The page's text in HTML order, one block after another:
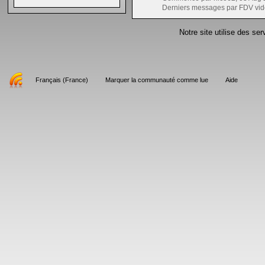
Derniers messages par FDV
Notre site utilise des
Français (France) Marquer la communauté comme lue Aide